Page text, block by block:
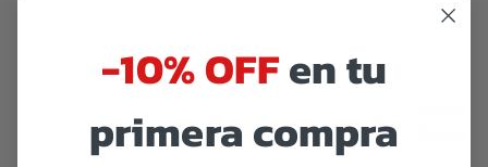
-10% OFFen tu
primera compra